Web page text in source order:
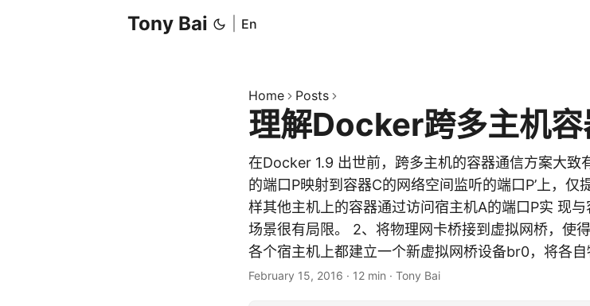
Tony Bai En
Home Posts
理解Docker跨多主机
在Docker 1.9 出世前，跨多主机的容器通信方案大致
的端口P映射到容器C的网络空间监听的端口P’上，
样其他主机上的容器通过访问宿主机A的端口P实 现
场景很有局限。 2、将物理网卡桥接到虚拟网桥，使
各个宿主机上都建立一个新虚拟网桥设备br0，将各
February 15, 2016 · 12 min · Tony Bai